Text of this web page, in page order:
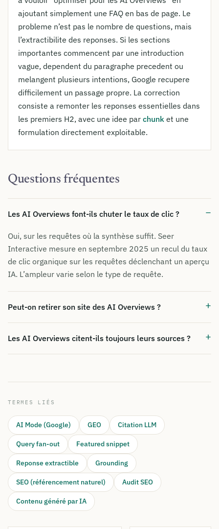
ajoutant simplement une FAQ en bas de page. Le
probleme n’est pas le nombre de questions, mais
l’extractibilite des reponses. Si les sections
importantes commencent par une introduction
vague, dependent du paragraphe precedent ou
melangent plusieurs intentions, Google recupere
difficilement un passage propre. La correction
consiste a remonter les reponses essentielles dans
les premiers H2, avec une idee par chunk et une
formulation directement exploitable.
Questions fréquentes
Les AI Overviews font-ils chuter le taux de clic ?
Oui, sur les requêtes où la synthèse suffit. Seer
Interactive mesure en septembre 2025 un recul du taux
de clic organique sur les requêtes déclenchant un aperçu
IA. L’ampleur varie selon le type de requête.
Peut-on retirer son site des AI Overviews ?
Les AI Overviews citent-ils toujours leurs sources ?
TERMES LIÉS
AI Mode (Google) GEO Citation LLM
Query fan-out Featured snippet
Reponse extractible Grounding
SEO (référencement naturel) Audit SEO
Contenu généré par IA